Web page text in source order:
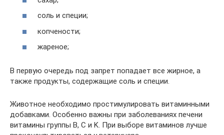
соль и специи;
копчености;
жареное;
В первую очередь под запрет попадает все жирное, а
также продукты, содержащие соль и специи.
Животное необходимо простимулировать витаминными
добавками. Особенно важны при заболеваниях печени
витамины группы B, C и K. При выборе витаминов лучше